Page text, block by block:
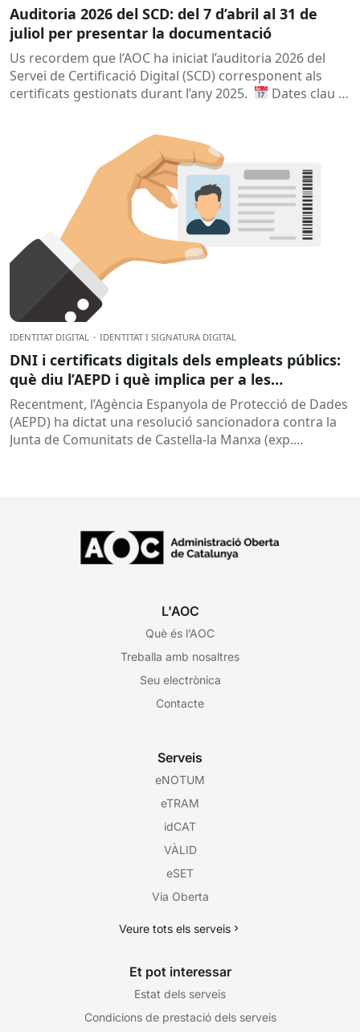
Auditoria 2026 del SCD: del 7 d’abril al 31 de
juliol per presentar la documentació
Us recordem que l’AOC ha iniciat l’auditoria 2026 del
Servei de Certificació Digital (SCD) corresponent als
certificats gestionats durant l’any 2025.
Dates clau
IDENTITAT DIGITAL · IDENTITAT I SIGNATURA DIGITAL
DNI i certificats digitals dels empleats públics:
què diu l’AEPD i què implica per a les
administracions?
Recentment, l’Agència Espanyola de Protecció de Dades
(AEPD) ha dictat una resolució sancionadora contra la
Junta de Comunitats de Castella-la Manxa (exp.
L'AOC
Què és l’AOC
Treballa amb nosaltres
Seu electrònica
Contacte
Serveis
eNOTUM
eTRAM
idCAT
VÀLID
eSET
Via Oberta
Veure tots els serveis
Et pot interessar
Estat dels serveis
Condicions de prestació dels serveis